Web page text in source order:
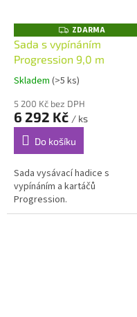
Z
D
A
R
A
ZDARMA
Sada s vypínáním
Progression 9,0 m
Skladem (>5 ks)
5 200 Kč bez DPH
6 292 Kč / ks
Do košíku
Sada vysávací hadice s
vypínáním a kartáčů
Progression.